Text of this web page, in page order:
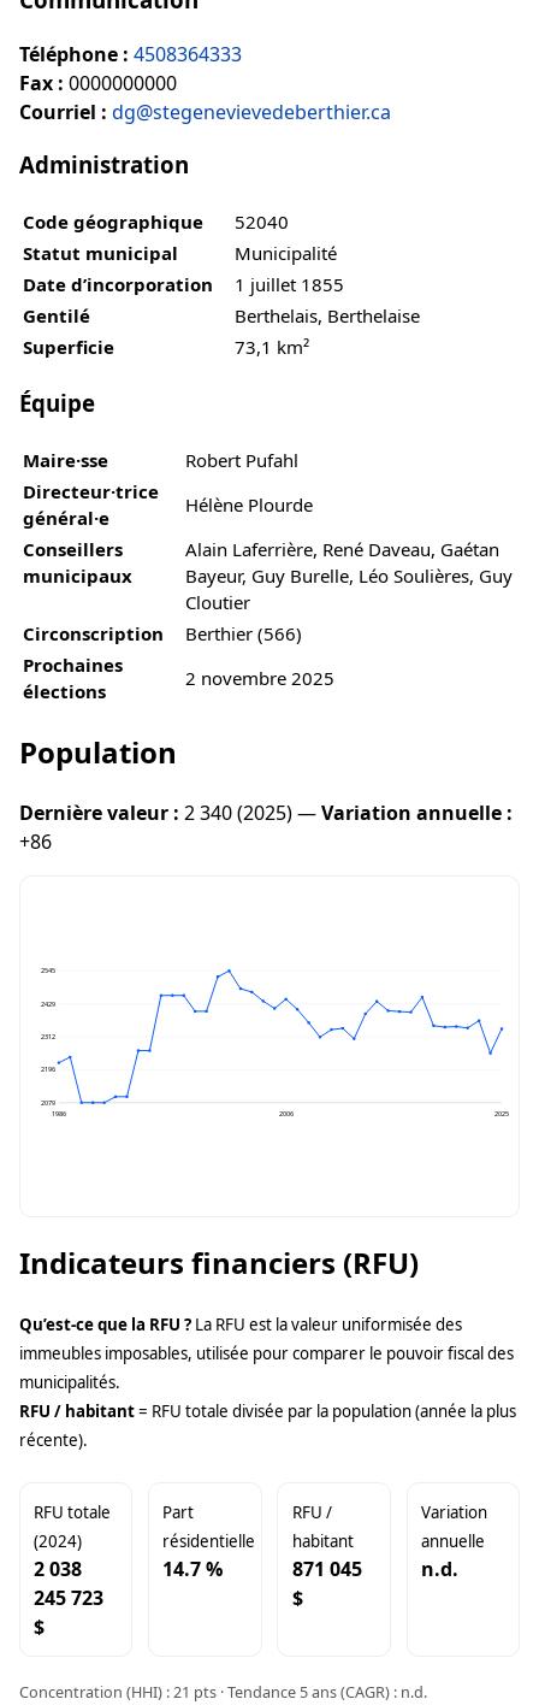
Téléphone : 4508364333
Fax : 0000000000
Courriel : dg@stegenevievedeberthier.ca
Administration
Code géographique
52040
Statut municipal
Municipalité
Date d’incorporation
1 juillet 1855
Gentilé
Berthelais, Berthelaise
Superficie
73,1 km²
Équipe
Maire·sse
Robert Pufahl
Directeur·trice
général·e
Hélène Plourde
Conseillers
municipaux
Alain Laferrière, René Daveau, Gaétan
Bayeur, Guy Burelle, Léo Soulières, Guy
Cloutier
Circonscription
Berthier (566)
Prochaines
élections
2 novembre 2025
Population
Dernière valeur : 2 340 (2025) —Variation annuelle :
+86
2545
2429
2312
2196
2079
1986
2006 2025
Indicateurs financiers (RFU)
Qu’est-ce que la RFU ? La RFU est la valeur uniformisée des
immeubles imposables, utilisée pour comparer le pouvoir fiscal des
municipalités.
RFU / habitant= RFU totale divisée par la population (année la plus
récente).
RFU totale
(2024)
2 038
245 723
$
Part
résidentielle
14.7 %
RFU /
habitant
871 045
$
Variation
annuelle
n.d.
Concentration (HHI) : 21 pts · Tendance 5 ans (CAGR) : n.d.